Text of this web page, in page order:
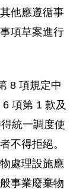
他應遵循事
項草案進行
8 項規定中
項第 1 款及
統一調度使
不得拒絕。
處理設施應
事業廢棄物